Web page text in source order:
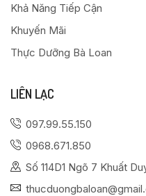
Khả Năng Tiếp Cận
Khuyến Mãi
Thực Dưỡng Bà Loan
LIÊN LẠC
097.99.55.150
0968.671.850
Số 114D1 Ngõ 7 Khuất